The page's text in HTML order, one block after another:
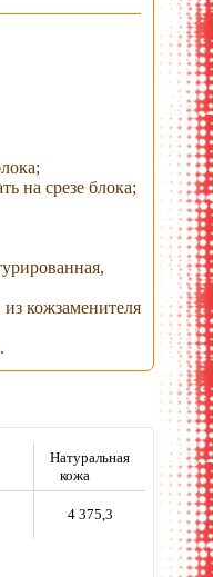
на срезе блока;
кожзаменителя
Натуральная
кожа
4 375,3